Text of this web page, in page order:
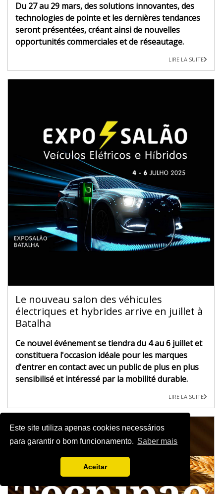
Este site utiliza apenas cookies necessários
para garantir o bom funcionamento. Saber mais
Aceitar
Du 27 au 29 mars, des solutions innovantes, des
technologies de pointe et les dernières tendances
seront présentées, créant ainsi de nouvelles
opportunités commerciales et de réseautage.
LIRE LA SUITE
Le nouveau salon des véhicules
électriques et hybrides arrive en juillet à
Batalha
Ce nouvel événement se tiendra du 4 au 6 juillet et
constituera l'occasion idéale pour les marques
d'entrer en contact avec un public de plus en plus
sensibilisé et intéressé par la mobilité durable.
LIRE LA SUITE